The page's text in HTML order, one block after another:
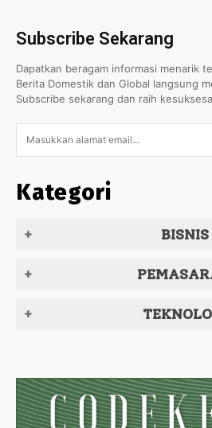
Subscribe Sekarang
Dapatkan beragam informasi menarik
Berita Domestik dan Global langsung
Subscribe sekarang dan raih
Kategori
BISNIS